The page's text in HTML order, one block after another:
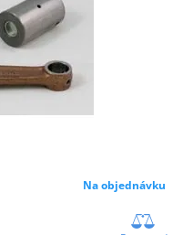
Na objednávku